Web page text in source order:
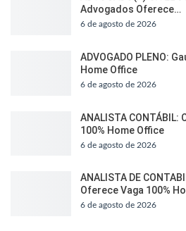
Advogados Oferece…
6 de agosto de 2026
ADVOGADO PLENO:
Home Office
6 de agosto de 2026
ANALISTA CONTÁBIL:
100% Home Office
6 de agosto de 2026
ANALISTA DE
Oferece Vaga 100%
6 de agosto de 2026